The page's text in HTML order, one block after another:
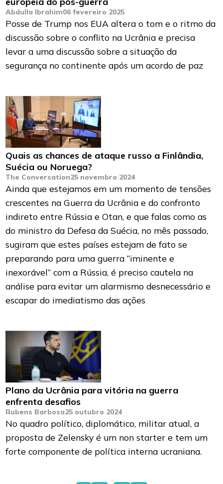
Abdulla Ibrahim06 fevereiro 2025
Posse de Trump nos EUA altera o tom e o ritmo da
discussão sobre o conflito na Ucrânia e precisa
levar a uma discussão sobre a situação da
segurança no continente após um acordo de paz
Quais as chances de ataque russo a Finlândia,
Suécia ou Noruega?
The Conversation25 novembro 2024
Ainda que estejamos em um momento de tensões
crescentes na Guerra da Ucrânia e do confronto
indireto entre Rússia e Otan, e que falas como as
do ministro da Defesa da Suécia, no mês passado,
sugiram que estes países estejam de fato se
preparando para uma guerra “iminente e
inexorável” com a Rússia, é preciso cautela na
análise para evitar um alarmismo desnecessário e
escapar do imediatismo das ações
Plano da Ucrânia para vitória na guerra
enfrenta desafios
Rubens Barbosa25 outubro 2024
No quadro político, diplomático, militar atual, a
proposta de Zelensky é um non starter e tem um
forte componente de política interna ucraniana.